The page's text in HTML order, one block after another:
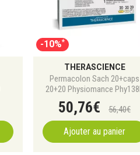
-10%*
THERASCIENCE
Permacolon Sach 20+caps
20+20 Physiomance
50,76€ 56,40€
Ajouter au panier